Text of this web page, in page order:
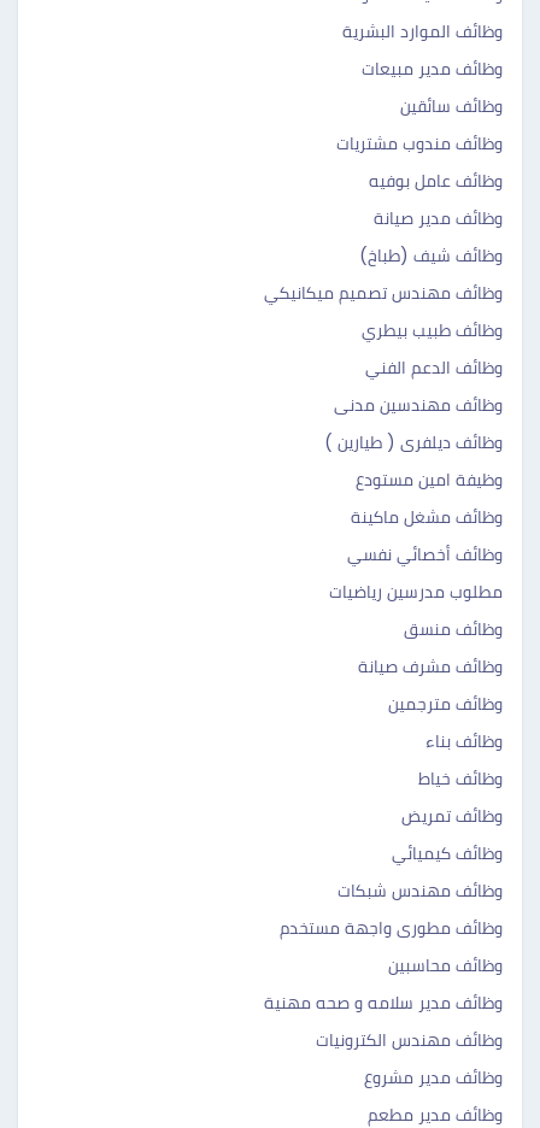
وظائف الموارد البشرية
وظائف مدير مبيعات
وظائف سائقين
وظائف مندوب مشتريات
وظائف عامل بوفيه
وظائف مدير صيانة
وظائف شيف (طباخ)
وظائف مهندس تصميم ميكانيكي
وظائف طبيب بيطري
وظائف الدعم الفني
وظائف مهندسين مدنى
وظائف ديلفرى ( طيارين )
وظيفة امين مستودع
وظائف مشغل ماكينة
وظائف أخصائي نفسي
مطلوب مدرسين رياضيات
وظائف منسق
وظائف مشرف صيانة
وظائف مترجمين
وظائف بناء
وظائف خياط
وظائف تمريض
وظائف كيميائي
وظائف مهندس شبكات
وظائف مطورى واجهة مستخدم
وظائف محاسبين
وظائف مدير سلامه و صحه مهنية
وظائف مهندس الكترونيات
وظائف مدير مشروع
وظائف مدير مطعم